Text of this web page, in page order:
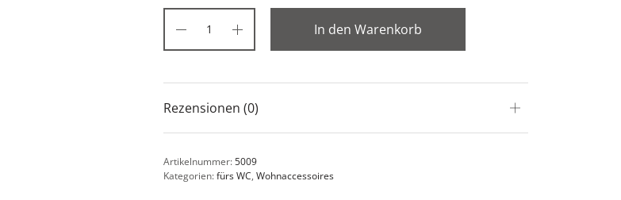
In den Warenkorb
Rezensionen (0)
Artikelnummer:5009
Kategorien:fürs WC, Wohnaccessoires